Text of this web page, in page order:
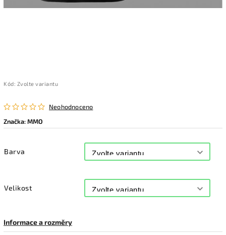
Kód: Zvolte variantu
Neohodnoceno
Značka:MMO
Barva
Velikost
Informace a rozměry